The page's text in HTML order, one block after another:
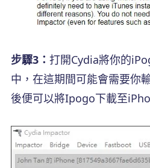
步驟3： 打開Cydia將你的
中，在這期間可能會需要你
後便可以將Ipogo下載至